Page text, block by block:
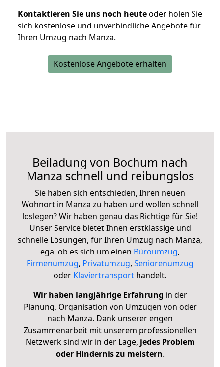
Kontaktieren Sie uns noch heuteoder holen Sie
sich kostenlose und unverbindliche Angebote für
Ihren Umzug nach Manza.
Kostenlose Angebote erhalten
Beiladung von Bochum nach
Manza schnell und reibungslos
Sie haben sich entschieden, Ihren neuen
Wohnort in Manza zu haben und wollen schnell
loslegen? Wir haben genau das Richtige für Sie!
Unser Service bietet Ihnen erstklassige und
schnelle Lösungen, für Ihren Umzug nach Manza,
egal ob es sich um einen Büroumzug,
Firmenumzug, Privatumzug, Seniorenumzug
oder Klaviertransport handelt.
Wir haben langjährige Erfahrung in der
Planung, Organisation von Umzügen von oder
nach Manza. Dank unserer engen
Zusammenarbeit mit unserem professionellen
Netzwerk sind wir in der Lage, jedes Problem
oder Hindernis zu meistern.